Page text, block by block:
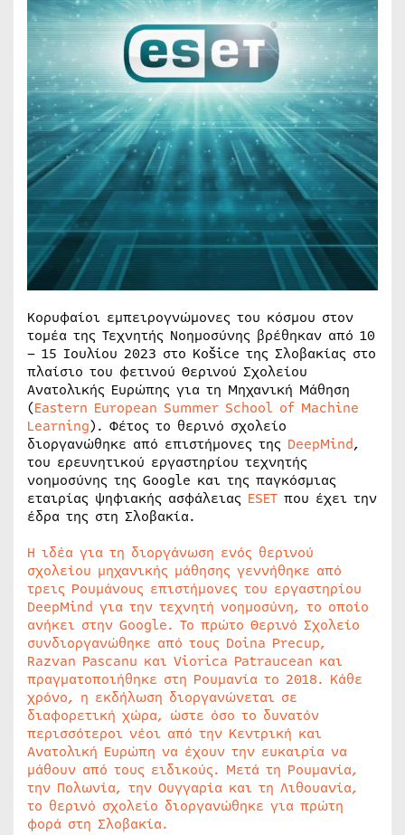
Κορυφαίοι εμπειρογνώμονες του κόσμου στον
τομέα της Τεχνητής Νοημοσύνης βρέθηκαν από 10
– 15 Ιουλίου 2023 στο Košice της Σλοβακίας στο
πλαίσιο του φετινού Θερινού Σχολείου
Ανατολικής Ευρώπης για τη Μηχανική Μάθηση
(Eastern European Summer School of Machine
Learning). Φέτος το θερινό σχολείο
διοργανώθηκε από επιστήμονες της DeepMind,
του ερευνητικού εργαστηρίου τεχνητής
νοημοσύνης της Google και της παγκόσμιας
εταιρίας ψηφιακής ασφάλειας ESET που έχει την
έδρα της στη Σλοβακία.
Η ιδέα για τη διοργάνωση ενός θερινού
σχολείου μηχανικής μάθησης γεννήθηκε από
τρεις Ρουμάνους επιστήμονες του εργαστηρίου
DeepMind για την τεχνητή νοημοσύνη, το οποίο
ανήκει στην Google. Το πρώτο Θερινό Σχολείο
συνδιοργανώθηκε από τους Doina Precup,
Razvan Pascanu και Viorica Patraucean και
πραγματοποιήθηκε στη Ρουμανία το 2018. Κάθε
χρόνο, η εκδήλωση διοργανώνεται σε
διαφορετική χώρα, ώστε όσο το δυνατόν
περισσότεροι νέοι από την Κεντρική και
Ανατολική Ευρώπη να έχουν την ευκαιρία να
μάθουν από τους ειδικούς. Μετά τη Ρουμανία,
την Πολωνία, την Ουγγαρία και τη Λιθουανία,
το θερινό σχολείο διοργανώθηκε για πρώτη
φορά στη Σλοβακία.